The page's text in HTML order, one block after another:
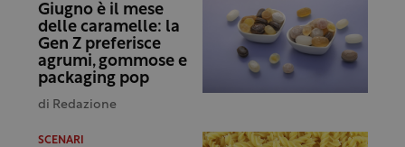
Giugno è il mese
delle caramelle: la
Gen Z preferisce
agrumi, gommose e
packaging pop
di Redazione
SCENARI